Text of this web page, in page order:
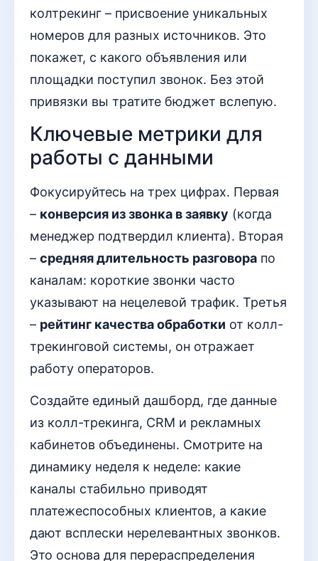
колтрекинг – присвоение уникальных
номеров для разных источников. Это
покажет, с какого объявления или
площадки поступил звонок. Без этой
привязки вы тратите бюджет вслепую.
Ключевые метрики для
работы с данными
Фокусируйтесь на трех цифрах. Первая
– конверсия из звонка в заявку (когда
менеджер подтвердил клиента). Вторая
– средняя длительность разговора по
каналам: короткие звонки часто
указывают на нецелевой трафик. Третья
– рейтинг качества обработки от колл-
трекинговой системы, он отражает
работу операторов.
Создайте единый дашборд, где данные
из колл-трекинга, CRM и рекламных
кабинетов объединены. Смотрите на
динамику неделя к неделе: какие
каналы стабильно приводят
платежеспособных клиентов, а какие
дают всплески нерелевантных звонков.
Это основа для перераспределения